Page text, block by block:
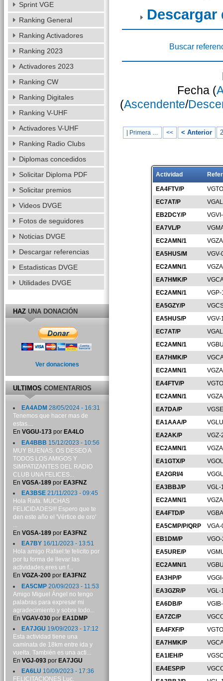
Descargar
Buscar
Fecha (
(Ascendente/
| Primera … << < Anterior
Actividad
EA4FTV/P
EC7AT/P
EB2DCY/P
EA7VL/P
EC2AMN/1
EA5HUS/M
VGV-
EC2AMN/1
EA7HMK/P
EC2AMN/1
EA5GZY/P
EA5HUS/P
VGV-
EC7AT/P
EC2AMN/1
EA7HMK/P
EC2AMN/1
EA4FTV/P
EC2AMN/1
EA7DA/P
EA1AAA/P
EA2AK/P
VGZ-
EC2AMN/1
EA1GTX/P
EA2GRI/4
EA3BBJ/P
VGL-
EC2AMN/1
EA4FTD/P
EA5CMP/P/QRP
EB1DM/P
EA5URE/P
EC2AMN/1
EA3HP/P
EA3GZR/P
VGL-
EA6DB/P
EA7ZC/P
EA4FXF/P
EA7HMK/P
EA1IEH/P
EA4ESP/P
Sprint VGE
Ranking General
Ranking Activadores
Ranking 2023
Activadores 2023
Ranking CW
Ranking Digitales
Ranking V-UHF
Activadores V-UHF
Ranking Radio Clubs
Diplomas concedidos
Solicitar Diploma PDF
Solicitar premios
Videos DVGE
Fotos de seguidores
Noticias DVGE
Descargar referencias
Estadisticas DVGE
Utilidades DVGE
HAZUNA DONACIÓN
Ver donaciones
ULTIMOSCOMENTARIOS
EA4ADM 28/05/2024 - 16:31
Tenemos que hacer mas de
estas....
En VGGU-173por EA4LO
EA4BBB 15/12/2023 - 10:56
MUY BUENAS. OS DESEO A
TODOS LOS AMIGOS Y
SIMPATIZANTES DEL RADIO
CLUB UNA FELICES...
En VGSA-189por EA3FNZ
EA3BSE21/11/2023 - 09:45
Hola Rafa. MUCHAS
FELICIDADES!!! Espero que te
den este año el 'Vértice de oro'
...
En VGSA-189por EA3FNZ
EA7BY16/11/2023 - 13:51
Hola amigo Rafael:te felicito por
por tu forma de llevar las
actividades,eres un f...
En VGZA-200por EA3FNZ
EA5CMP20/09/2023 - 11:53
Amigo Miguel Ángel no tengo
palabras para expresar mi
agradecimiento y sobre todo...
En VGAV-030por EA1DMP
EA7JGU 19/09/2023 - 17:12
Esta actividad tiene una
caminata de 18km entre ida y
vuelta. También es una acti...
En VGJ-093por EA7JGU
EA6LU 10/09/2023 - 17:36
FELICITACIONES Luc,